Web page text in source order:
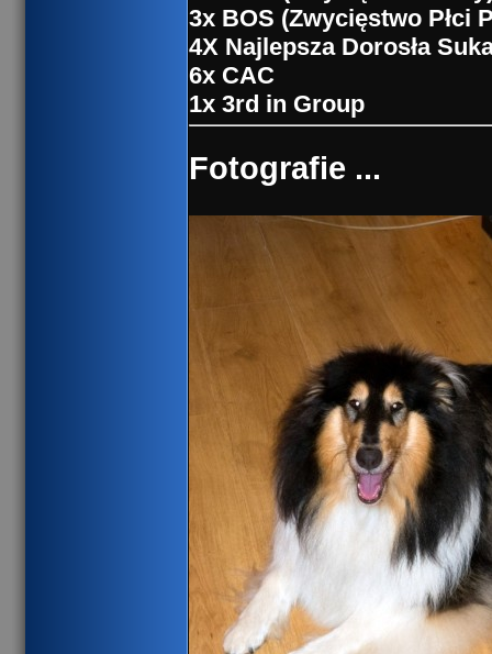
3x BOS (Zwycięstwo Płci
4X Najlepsza Dorosła
6x CAC
1x 3rd in Group
Fotografie ...